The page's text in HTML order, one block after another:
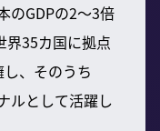
のGDPの2〜3倍
界35カ国に拠点
、そのうち
ルとして活躍し